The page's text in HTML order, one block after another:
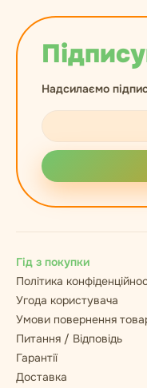
Надсилаємо
Гід з покупки
Політика
Угода користувача
Умови повернення
Питання / Відповідь
Гарантії
Доставка